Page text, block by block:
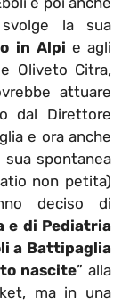
la sua
in Alpi e agli
Oliveto Citra,
attuare
dal Direttore
e ora anche
spontanea
non petita)
deciso di
e di Pediatria
a Battipaglia
nascite” alla
ma in una